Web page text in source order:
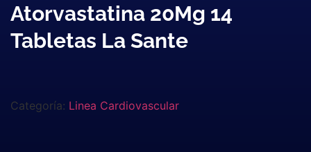
Atorvastatina 20Mg 14
Tabletas La Sante
Categoría: Linea Cardiovascular